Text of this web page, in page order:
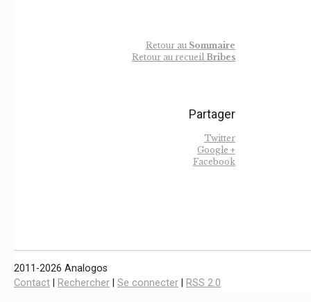
Retour au Sommaire
Retour au recueil Bribes
Partager
Twitter
Google +
Facebook
2011-2026 Analogos
Contact
Rechercher Se connecter RSS 2.0